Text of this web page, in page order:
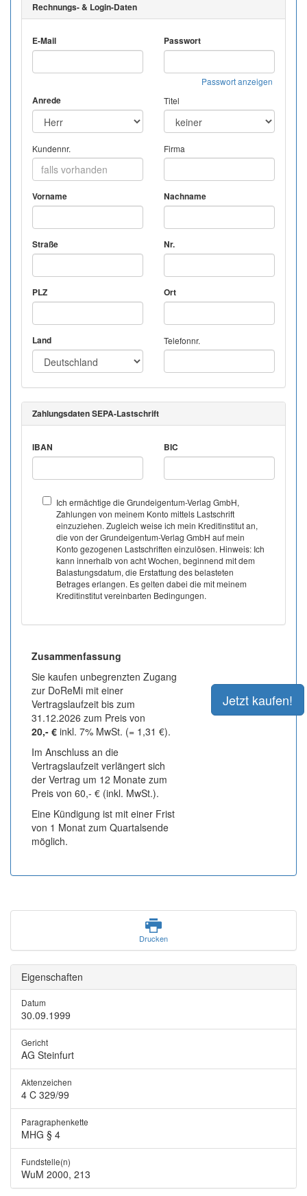
Rechnungs- & Login-Daten
E-Mail Passwort
Passwort anzeigen
Anrede Titel
Kundennr. Firma
Vorname Nachname
Straße Nr.
PLZ Ort
Land Telefonnr.
Zahlungsdaten SEPA-Lastschrift
IBAN BIC
Ich ermächtige die Grundeigentum-Verlag GmbH,
Zahlungen von meinem Konto mittels Lastschrift
einzuziehen. Zugleich weise ich mein Kreditinstitut an,
die von der Grundeigentum-Verlag GmbH auf mein
Konto gezogenen Lastschriften einzulösen. Hinweis: Ich
kann innerhalb von acht Wochen, beginnend mit dem
Balastungsdatum, die Erstattung des belasteten
Betrages erlangen. Es gelten dabei die mit meinem
Kreditinstitut vereinbarten Bedingungen.
Zusammenfassung
Sie kaufen unbegrenzten Zugang
zur DoReMi mit einer
Vertragslaufzeit bis zum
31.12.2026 zum Preis von
20,- € inkl. 7% MwSt. (= 1,31 €).
Im Anschluss an die
Vertragslaufzeit verlängert sich
der Vertrag um 12 Monate zum
Preis von 60,- € (inkl. MwSt.).
Eine Kündigung ist mit einer Frist
von 1 Monat zum Quartalsende
möglich.
Drucken
Eigenschaften
Datum
30.09.1999
Gericht
AG Steinfurt
Aktenzeichen
4 C 329/99
Paragraphenkette
MHG § 4
Fundstelle(n)
WuM 2000, 213